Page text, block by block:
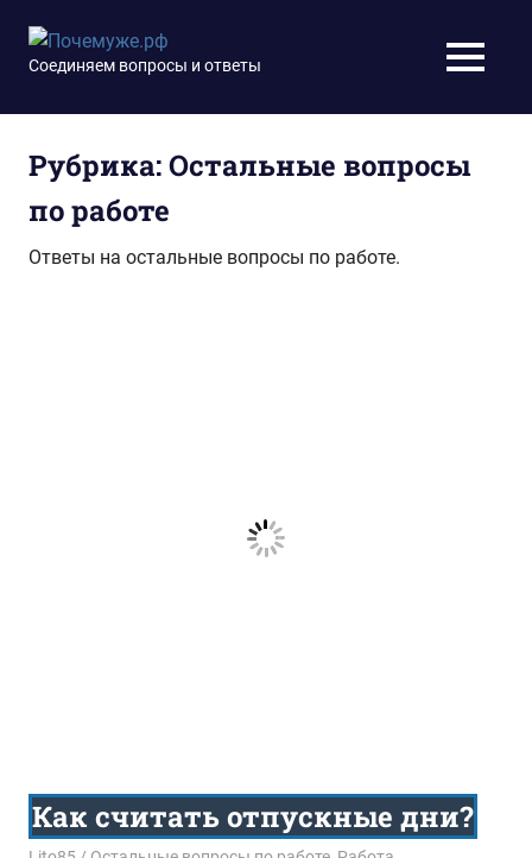
содержимому
Почемуже.рф
Соединяем вопросы и ответы МЕНЮ
Рубрика:Остальные вопросы
по работе
Ответы на остальные вопросы по работе.
Как считать отпускные дни?